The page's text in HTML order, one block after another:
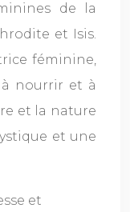
de la
et Isis.
féminine,
nourrir et à
et la nature
et une
et